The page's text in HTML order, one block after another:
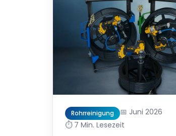
Rohrreinigung
📅 Juni 2026
⏱️ 7 Min. Lesezeit